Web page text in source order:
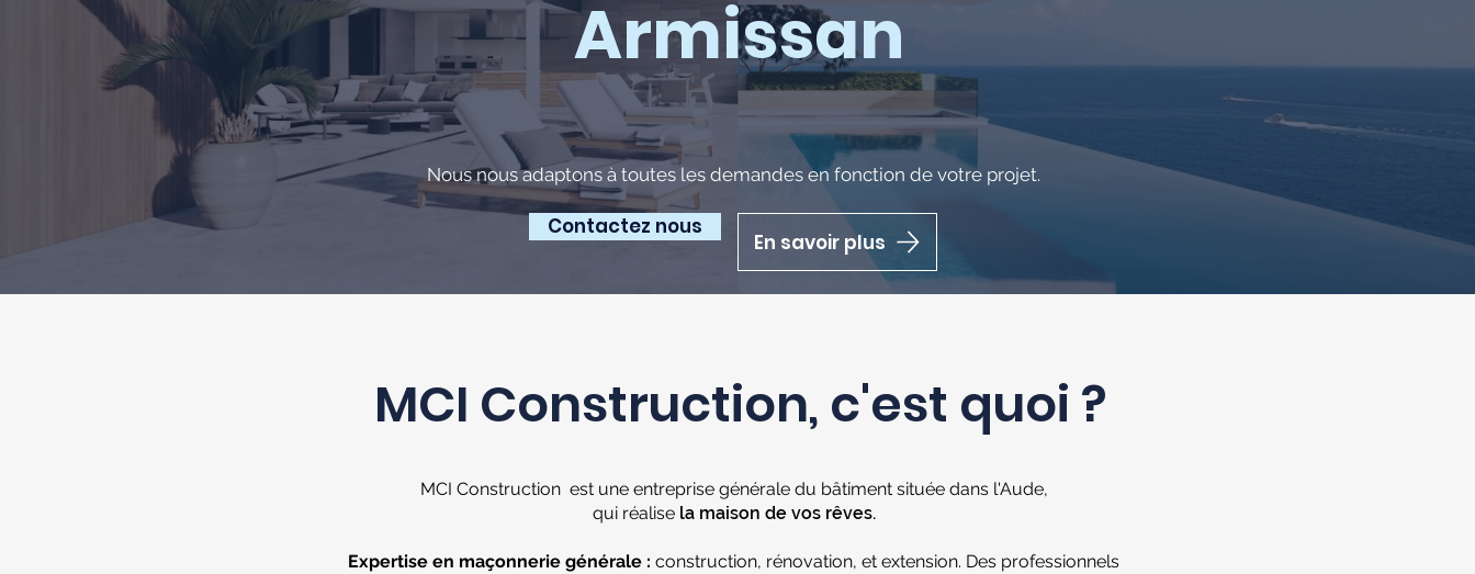
Armissan
Nous nous adaptons à toutes les demandes en fonction de votre projet.
Contactez nous
En savoir plus
MCI Construction, c'est quoi ?
MCI Construction est une entreprise générale du bâtiment située dans l'Aude,
qui réalisela maison de vos rêves.
Expertise en maçonnerie générale : construction, rénovation, et extension. Des professionnels